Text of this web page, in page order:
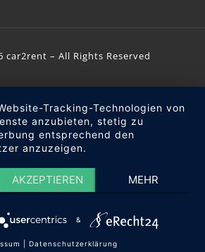
car2rent – All Rights Reserved
Tracking-Technologien von
anzubieten, stetig zu
entsprechend den
anzuzeigen.
AKZEPTIEREN MEHR
&
Datenschutzerklärung